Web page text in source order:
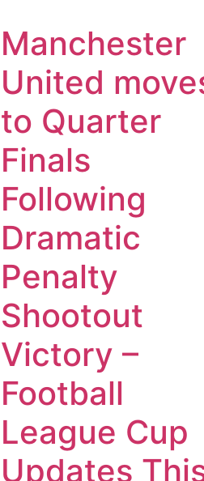
Manchester
United
to Quarter
Finals
Following
Dramatic
Penalty
Shootout
Victory –
Football
League Cup
Updates